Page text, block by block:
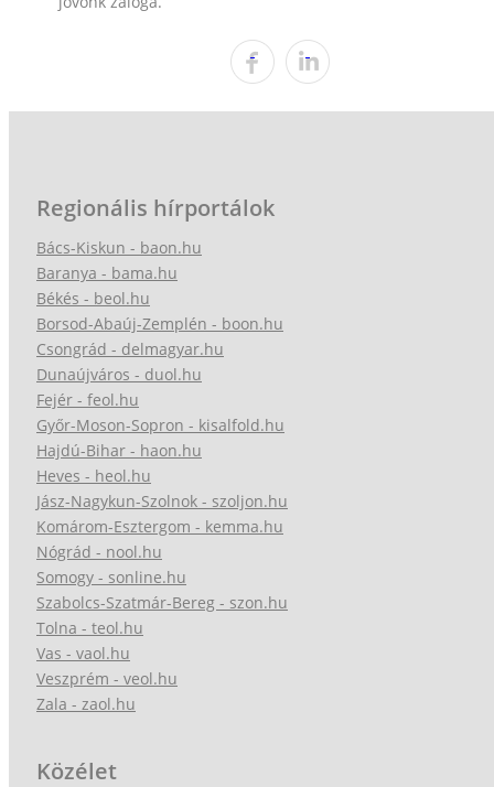
Regionális hírportálok
Bács-Kiskun - baon.hu
Baranya - bama.hu
Békés - beol.hu
Borsod-Abaúj-Zemplén - boon.hu
Csongrád - delmagyar.hu
Dunaújváros - duol.hu
Fejér - feol.hu
Győr-Moson-Sopron - kisalfold.hu
Hajdú-Bihar - haon.hu
Heves - heol.hu
Jász-Nagykun-Szolnok - szoljon.hu
Komárom-Esztergom - kemma.hu
Nógrád - nool.hu
Somogy - sonline.hu
Szabolcs-Szatmár-Bereg - szon.hu
Tolna - teol.hu
Vas - vaol.hu
Veszprém - veol.hu
Zala - zaol.hu
Közélet